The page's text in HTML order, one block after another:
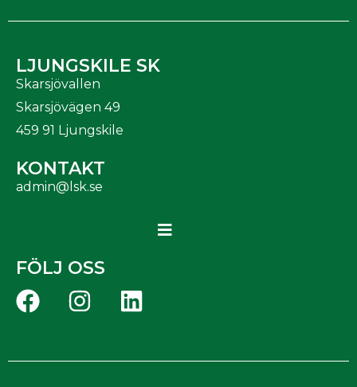
LJUNGSKILE SK
Skarsjövallen
Skarsjövägen 49
459 91 Ljungskile
KONTAKT
admin@lsk.se
FÖLJ OSS